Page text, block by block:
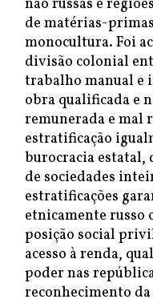
não russas e
de matérias-
monocultura. Foi
divisão colonial
trabalho manual e
obra qualificada e
remunerada e mal
estratificação
burocracia estatal,
de sociedades
estratificações
etnicamente russo
posição social
acesso à renda,
poder nas
reconhecimento